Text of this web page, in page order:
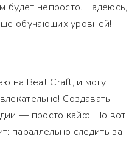
будет непросто. Надеюсь,
обучающих уровней!
на Beat Craft, и могу
Создавать
— просто кайф. Но вот
параллельно следить за